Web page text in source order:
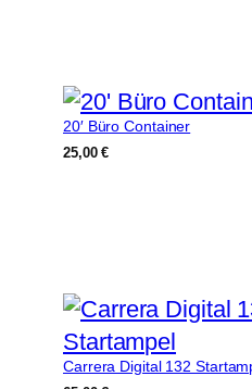
20′ Büro Container
25,00€
Carrera Digital 132